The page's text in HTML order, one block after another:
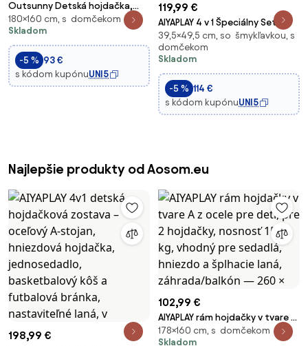
Outsunny Detská hojdačka,
rám hojdačky s 2 hojdačkami,
záhradná hojdačka pre dvoch
detí vo veku 3-8 rokov, oceľ,
2,69 x 1,6 x 1,8 m | Aosom
180×160 cm, s domčekom
Skladom
-5 % 93 €
s kódom kupónuUNI5
119,99 €
AIYAPLAY 4 v 1 Špeciálny Set
Lezeckého Rámu so Šmýkačkou,
Lezecký Trojuholník pre
Šmykanie a Lezenie, Drevená
Lezecká Hračka pre Deti od 1,5
do 4 roko
39,5×49,5 cm, so šmykľavkou, s
domčekom
Skladom
-5 % 114 €
s kódom kupónuUNI5
Najlepšie produkty od Aosom.eu
198,99 €
102,99 €
AIYAPLAY rám hojdačky v tvare A
z ocele pre deti, pre 2
178×160 cm, s domčekom
Skladom